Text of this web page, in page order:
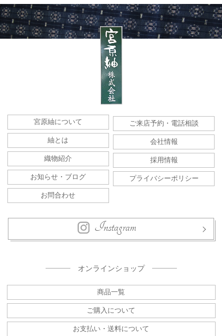
宮原紬について
紬とは
織物紹介
お知らせ・ブログ
お問合わせ
ご来店予約・電話相談
会社情報
採用情報
プライバシーポリシー
Instagram
オンラインショップ
商品一覧
ご購入について
お支払い・送料について